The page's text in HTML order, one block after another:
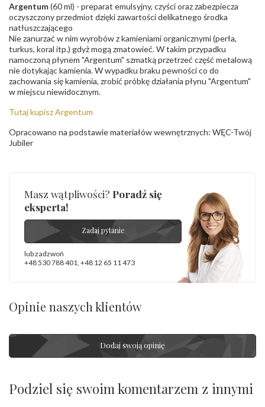
Argentum(60 ml) - preparat emulsyjny, czyści oraz zabezpiecza
oczyszczony przedmiot dzięki zawartości delikatnego środka
natłuszczającego
Nie zanurzać w nim wyrobów z kamieniami organicznymi (perła,
turkus, koral itp.) gdyż mogą zmatowieć. W takim przypadku
namoczoną płynem "Argentum" szmatką przetrzeć część metalową
nie dotykając kamienia. W wypadku braku pewności co do
zachowania się kamienia, zrobić próbkę działania płynu "Argentum"
w miejscu niewidocznym.
Tutaj kupisz Argentum
Opracowano na podstawie materiałów wewnętrznych: WĘC-Twój
Jubiler
Masz wątpliwości? Poradź się
eksperta!
Zadaj pytanie
lub zadzwoń
+48 530 788 401 +48 12 65 11 473
Opinie naszych klientów
Dodaj swoją opinię
Podziel się swoim komentarzem z innymi